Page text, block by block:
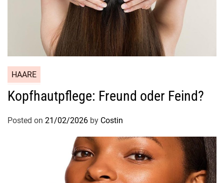
HAARE
Kopfhautpflege: Freund oder Feind?
Posted on 21/02/2026 by Costin